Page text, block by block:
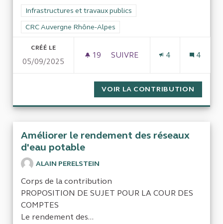
Filtrer les résultats de la catégorie : Infrastructures et
Infrastructures et travaux publics
Filtrer les résultats pour le secteur : CRC Auvergne Rhône-
CRC Auvergne Rhône-Alpes
CRÉÉ LE
05/09/2025
19 19 ABONNÉS
SUIVRE
4 4
VOIR LA CONTRIBUTION
Améliorer le rendement des réseaux
d'eau potable
ALAIN PERELSTEIN
Corps de la contribution
PROPOSITION DE SUJET POUR LA COUR DES
COMPTES
Le rendement des...